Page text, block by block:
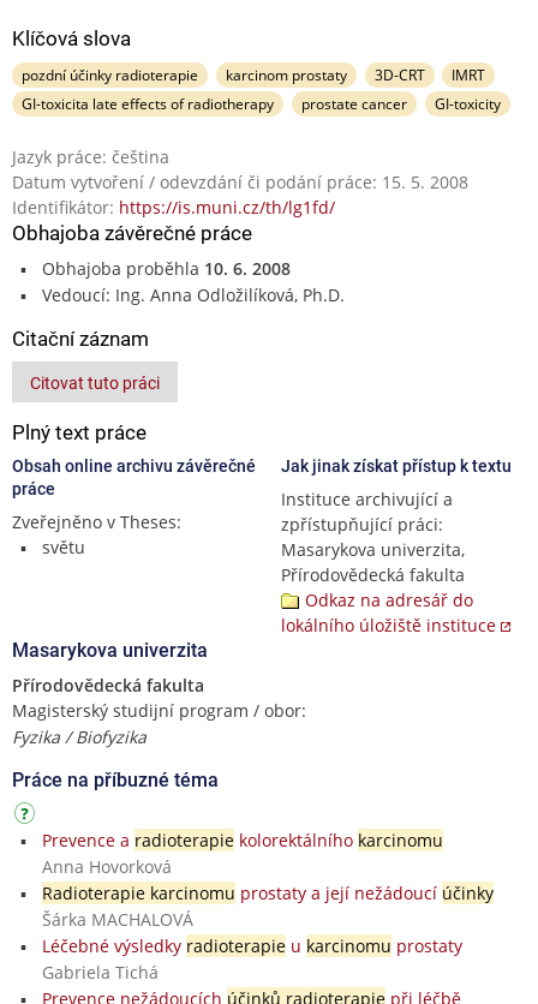
Klíčová slova
pozdní účinky radioterapie karcinom prostaty 3D-CRT
IMRT
GI-toxicita late effects of radiotherapy
prostate cancer GI-toxicity
Jazyk práce: čeština
Datum vytvoření / odevzdání či podání práce: 15. 5. 2008
Identifikátor: https://is.muni.cz/th/lg1fd/
Obhajoba závěrečné práce
Obhajoba proběhla 10. 6. 2008
Vedoucí: Ing. Anna Odložilíková, Ph.D.
Citační záznam
Citovat tuto práci
Plný text práce
Obsah online archivu závěrečné
práce
Zveřejněno v Theses:
světu
Jak jinak získat přístup k textu
Instituce archivující a
zpřístupňující práci:
Masarykova univerzita,
Přírodovědecká fakulta
Odkaz na adresář do
lokálního úložiště instituce
Masarykova univerzita
Přírodovědecká fakulta
Magisterský studijní program / obor:
Fyzika / Biofyzika
Práce na příbuzné téma
Prevence a radioterapiekolorektálního karcinomu
Anna Hovorková
Radioterapie karcinomu prostaty a její nežádoucí účinky
Šárka MACHALOVÁ
Léčebné výsledky radioterapieu karcinomu prostaty
Gabriela Tichá
Prevence nežádoucích účinků radioterapiepři léčbě